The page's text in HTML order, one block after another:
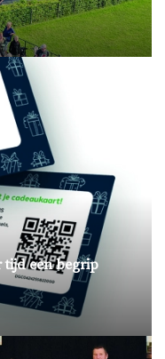
tijd een begrip